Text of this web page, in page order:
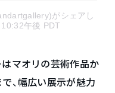
がシェアし
午後 PDT
マオリの芸術作品か
、幅広い展示が魅力